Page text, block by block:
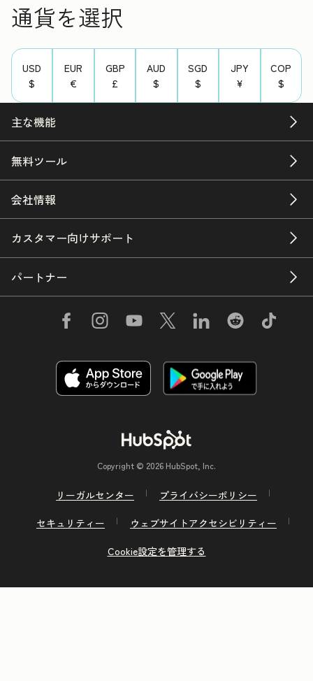
通貨を選択
USD
$
EUR
€
GBP
£
AUD
$
SGD
$
JPY
¥
COP
$
主な機能
無料ツール
会社情報
カスタマー向けサポート
パートナー
Copyright © 2026 HubSpot, Inc.
リーガルセンター
プライバシーポリシー
セキュリティー
ウェブサイトアクセシビリティー
Cookie設定を管理する